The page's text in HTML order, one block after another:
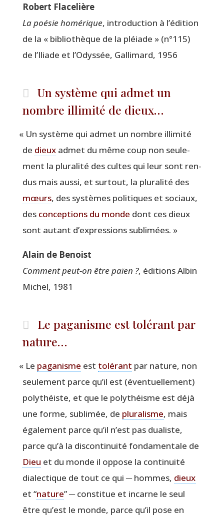
Robert Fla­ce­lière
La poé­sie homé­rique, intro­duc­tion à l’édition
de la « biblio­thèque de la pléiade » (n°115)
de l’Iliade et l’Odyssée, Gal­li­mard, 1956
Un système qui admet un
nombre illimité de dieux…
« Un sys­tème qui admet un nombre illi­mi­té
de dieuxadmet du même coup non seule­
ment la plu­ra­li­té des cultes qui leur sont ren­
dus mais aus­si, et sur­tout, la plu­ra­li­té des
mœurs, des sys­tèmes poli­tiques et sociaux,
des concep­tions du monde dont ces dieux
sont autant d’expressions sublimées. »
Alain de Benoist
Com­ment peut-on être païen ?, édi­tions Albin
Michel, 1981
Le paganisme est tolérant par
nature…
« Le paga­nisme est tolé­rant par nature, non
seule­ment parce qu’il est (éven­tuel­le­ment)
poly­théiste, et que le poly­théisme est déjà
une forme, subli­mée, de plu­ra­lisme, mais
éga­le­ment parce qu’il n’est pas dua­liste,
parce qu’à la dis­con­ti­nui­té fon­da­men­tale de
Dieu et du monde il oppose la conti­nui­té
dia­lec­tique de tout ce qui ─ hommes, dieux
et “nature” ─ consti­tue et incarne le seul
être qu’est le monde, parce qu’il pose en